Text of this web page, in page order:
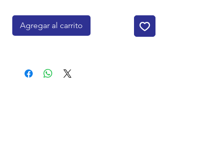
Agregar al carrito